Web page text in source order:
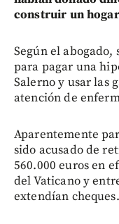
construir un
Según el
para pagar una
Salerno y usar las
atención de
Aparentemente
sido acusado de
560.000 euros en
del Vaticano y
extendían cheques.